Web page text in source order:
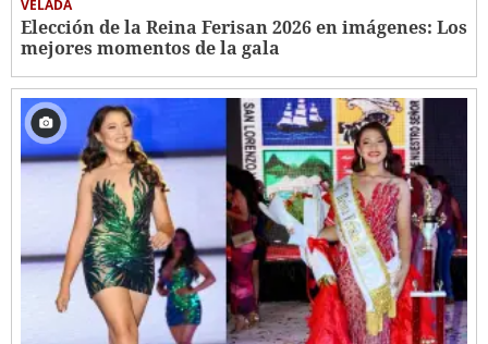
VELADA
Elección de la Reina Ferisan 2026 en imágenes: Los
mejores momentos de la gala